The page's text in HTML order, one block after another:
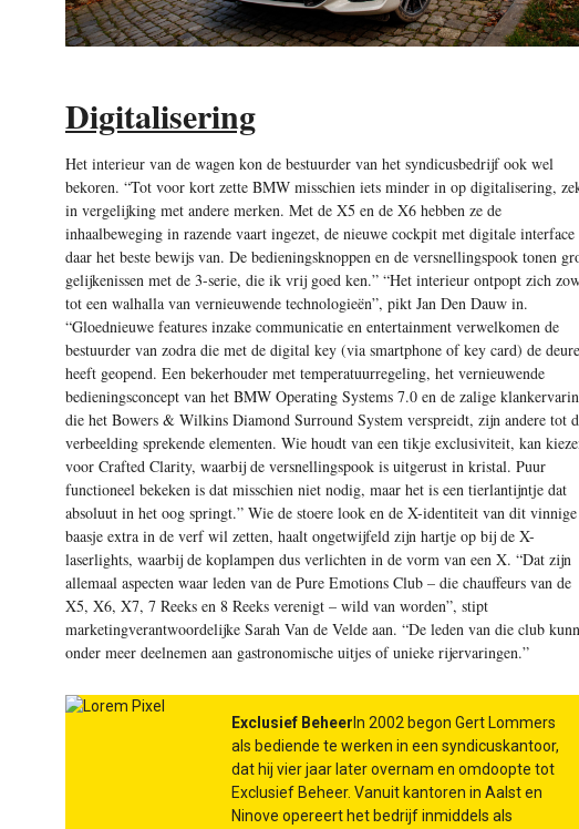
Digitalisering
Het interieur van de wagen kon de bestuurder van het syndicusbedrijf ook wel
bekoren. “Tot voor kort zette BMW misschien iets minder in op digitalisering,
in vergelijking met andere merken. Met de X5 en de X6 hebben ze de
inhaalbeweging in razende vaart ingezet, de nieuwe cockpit met digitale interface
daar het beste bewijs van. De bedieningsknoppen en de versnellingspook tonen
gelijkenissen met de 3-serie, die ik vrij goed ken.” “Het interieur ontpopt zich
tot een walhalla van vernieuwende technologieën”, pikt Jan Den Dauw in.
“Gloednieuwe features inzake communicatie en entertainment verwelkomen de
bestuurder van zodra die met de digital key (via smartphone of key card) de
heeft geopend. Een bekerhouder met temperatuurregeling, het vernieuwende
bedieningsconcept van het BMW Operating Systems 7.0 en de zalige
die het Bowers & Wilkins Diamond Surround System verspreidt, zijn andere tot
verbeelding sprekende elementen. Wie houdt van een tikje exclusiviteit, kan
voor Crafted Clarity, waarbij de versnellingspook is uitgerust in kristal. Puur
functioneel bekeken is dat misschien niet nodig, maar het is een tierlantijntje dat
absoluut in het oog springt.” Wie de stoere look en de X-identiteit van dit vinnige
baasje extra in de verf wil zetten, haalt ongetwijfeld zijn hartje op bij de X-
laserlights, waarbij de koplampen dus verlichten in de vorm van een X. “Dat zijn
allemaal aspecten waar leden van de Pure Emotions Club – die chauffeurs van de
X5, X6, X7, 7 Reeks en 8 Reeks verenigt – wild van worden”, stipt
marketingverantwoordelijke Sarah Van de Velde aan. “De leden van die club
onder meer deelnemen aan gastronomische uitjes of unieke rijervaringen.”
Exclusief Beheer In 2002 begon Gert Lommers
als bediende te werken in een syndicuskantoor,
dat hij vier jaar later overnam en omdoopte tot
Exclusief Beheer. Vanuit kantoren in Aalst en
Ninove opereert het bedrijf inmiddels als